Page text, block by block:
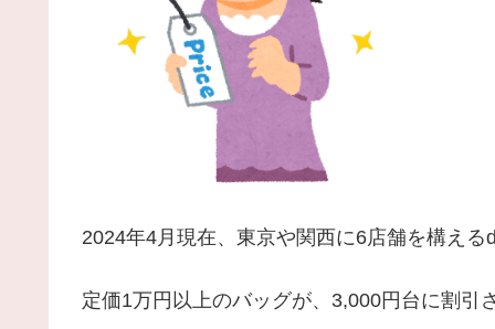
2024年4月現在、東京や関西に6店舗を構える
定価1万円以上のバッグが、3,000円台に割引